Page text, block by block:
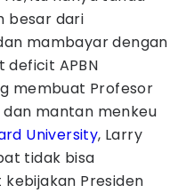
besar dari
mambayar dengan
APBN
membuat Profesor
mantan menkeu
University, Larry
tidak bisa
Presiden